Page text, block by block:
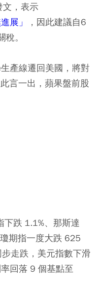
文，表示
展」
，因此建議自6
。
產線遷回美國，將對
此言一出，蘋果盤前股
跌 1.1%、那斯達
期指一度大跌 625
走跌，美元指數下滑
回落 9 個基點至